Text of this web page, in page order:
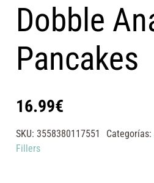
Dobble
Pancakes
16.99€
SKU:3558380117551 Categorías:
Fillers